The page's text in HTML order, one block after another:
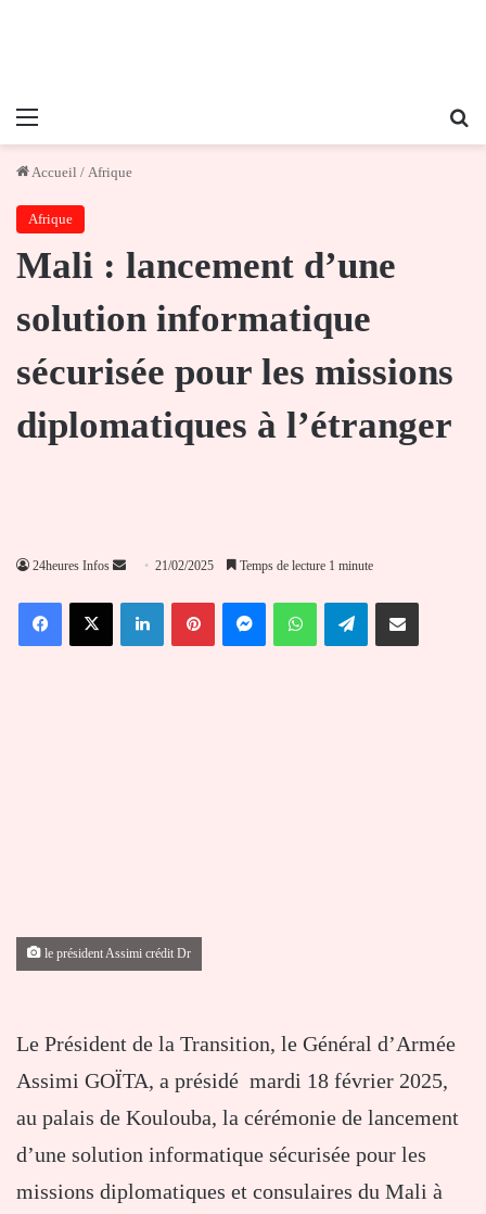
Menu
Accueil / Afrique
Afrique
Mali : lancement d’une
solution informatique
sécurisée pour les missions
diplomatiques à l’étranger
24heures Infos
Envoyer
courriel
21/02/2025 Temps de lecture 1 minute
FacebookX LinkedinPinterestMessengerWhatsAppTelegramPartager par email
le président Assimi crédit Dr
Le Président de la Transition, le Général d’Armée
Assimi GOÏTA, a présidé mardi 18 février 2025,
au palais de Koulouba, la cérémonie de lancement
d’une solution informatique sécurisée pour les
missions diplomatiques et consulaires du Mali à